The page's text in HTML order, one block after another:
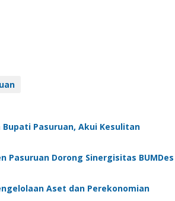
Pasuruan, Akui Kesulitan
Pasuruan Dorong Sinergisitas BUMDes
Aset dan Perekonomian